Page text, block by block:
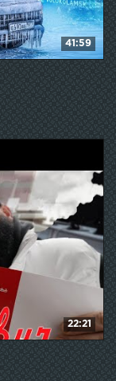
41:59
22:21